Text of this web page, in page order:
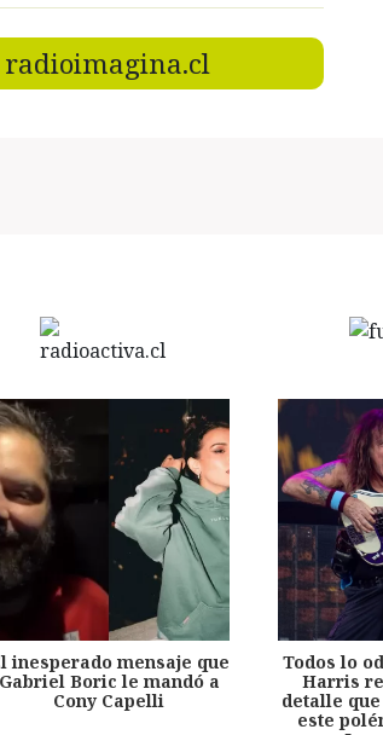
radioimagina.cl
inesperado mensaje que
Gabriel Boric le mandó a
Cony Capelli
Todos lo
Harris
detalle
este